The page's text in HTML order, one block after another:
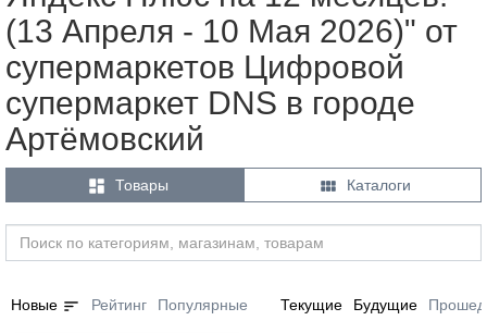
(13 Апреля - 10 Мая 2026)" от
супермаркетов Цифровой
супермаркет DNS в городе
Артёмовский
 Товары  Каталоги
Новые sort Рейтинг Популярные Текущие Будущие